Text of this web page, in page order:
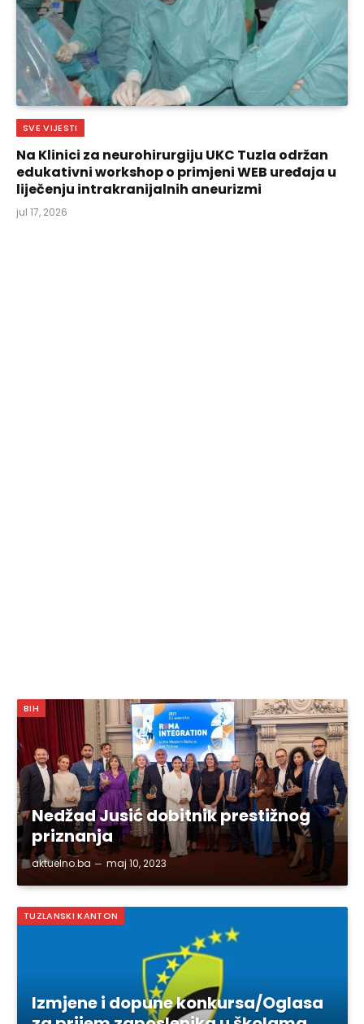
SVE VIJESTI
Na Klinici za neurohirurgiju UKC Tuzla održan
edukativni workshop o primjeni WEB uređaja u
liječenju intrakranijalnih aneurizmi
jul 17, 2026
BIH
Nedžad Jusić dobitnik prestižnog
priznanja
aktuelno.ba maj 10, 2023
TUZLANSKI KANTON
Izmjene i dopune konkursa/Oglasa